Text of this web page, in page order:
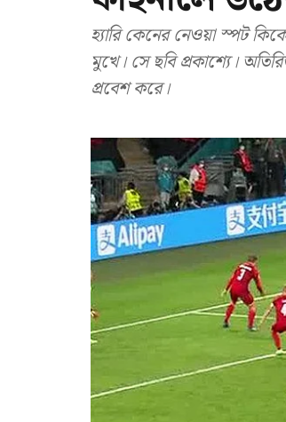
হ্যারি কেনের নেওয়া স্পট
মুখে। সে ছবি প্রকাশ্যে।
প্রবেশ করে।